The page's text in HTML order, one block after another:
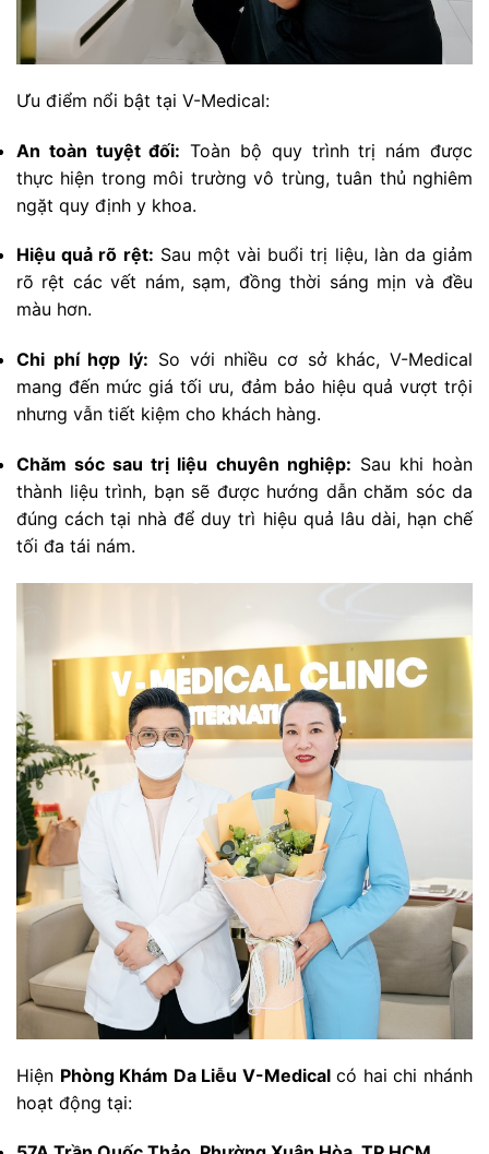
Ưu điểm nổi bật tại V-Medical:
An toàn tuyệt đối: Toàn bộ quy trình trị nám được
thực hiện trong môi trường vô trùng, tuân thủ nghiêm
ngặt quy định y khoa.
Hiệu quả rõ rệt: Sau một vài buổi trị liệu, làn da giảm
rõ rệt các vết nám, sạm, đồng thời sáng mịn và đều
màu hơn.
Chi phí hợp lý: So với nhiều cơ sở khác, V-Medical
mang đến mức giá tối ưu, đảm bảo hiệu quả vượt trội
nhưng vẫn tiết kiệm cho khách hàng.
Chăm sóc sau trị liệu chuyên nghiệp: Sau khi hoàn
thành liệu trình, bạn sẽ được hướng dẫn chăm sóc da
đúng cách tại nhà để duy trì hiệu quả lâu dài, hạn chế
tối đa tái nám.
Hiện Phòng Khám Da Liễu V-Medicalcó hai chi nhánh
hoạt động tại: